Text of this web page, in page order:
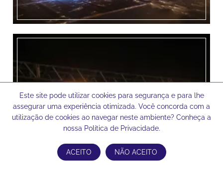
Este site pode utilizar cookies para segurança e para lhe
assegurar uma experiência otimizada. Você concorda com a
utilização de cookies ao navegar neste ambiente? Conheça a
nossa Política de Privacidade.
ACEITO NÃO ACEITO